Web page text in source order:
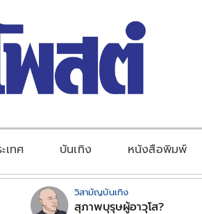
เทศ บันเทิง หนังสือพิมพ์
วิสามัญบันเทิง
สุภาพบุรุษผู้อาวุโส?